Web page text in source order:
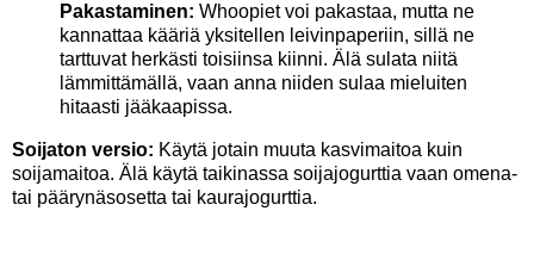
Pakastaminen: Whoopiet voi pakastaa, mutta ne
kannattaa kääriä yksitellen leivinpaperiin, sillä ne
tarttuvat herkästi toisiinsa kiinni. Älä sulata niitä
lämmittämällä, vaan anna niiden sulaa mieluiten
hitaasti jääkaapissa.
Soijaton versio: Käytä jotain muuta kasvimaitoa kuin
soijamaitoa. Älä käytä taikinassa soijajogurttia vaan omena-
tai päärynäsosetta tai kaurajogurttia.